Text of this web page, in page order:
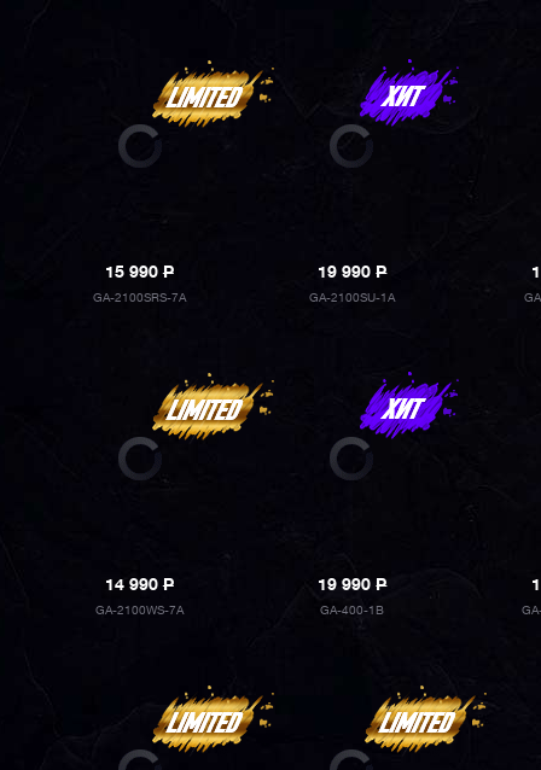
15 990P
GA-2100SRS-7A
19 990P
GA-2100SU-1A
14 990P
GA-2100WS-7A
19 990P
GA-400-1B